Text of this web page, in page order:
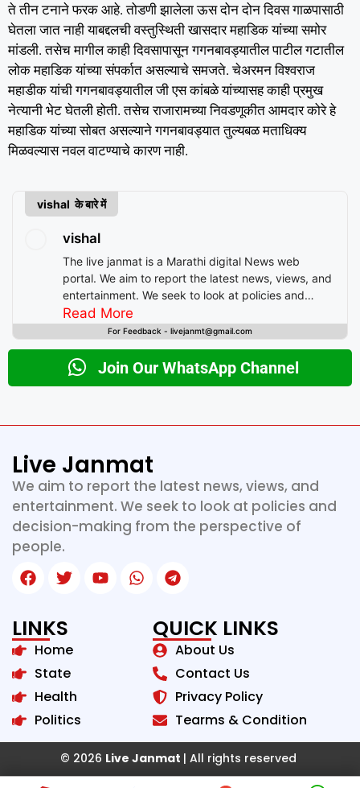
ते तीन टनाने फरक आहे. तोडणी झालेला ऊस दोन दोन दिवस गाळपासाठी
घेतला जात नाही याबद्दलची वस्तुस्थिती खासदार महाडिक यांच्या समोर
मांडली. तसेच मागील काही दिवसापासून गगनबावड्यातील पाटील गटातील
लोक महाडिक यांच्या संपर्कात असल्याचे समजते. चेअरमन विश्वराज
महाडीक यांची गगनबावड्यातील जी एस कांबळे यांच्यासह काही प्रमुख
नेत्यानी भेट घेतली होती. तसेच राजारामच्या निवडणूकीत आमदार कोरे हे
महाडिक यांच्या सोबत असल्याने गगनबावड्यात तुल्यबळ मताधिक्य
मिळवल्यास नवल वाटण्याचे कारण नाही.
vishal के बारे में
vishal
The live janmat is a Marathi digital News web
portal. We aim to report the latest news, views, and
entertainment. We seek to look at policies and
decision-making from the perspective of people.
Read More
For Feedback - livejanmt@gmail.com
Join Our WhatsApp Channel
Live Janmat
We aim to report the latest news, views, and
entertainment. We seek to look at policies and
decision-making from the perspective of
people.
LINKS
Home
State
Health
Politics
QUICK LINKS
About Us
Contact Us
Privacy Policy
Tearms & Condition
© 2026 Live Janmat | All rights reserved